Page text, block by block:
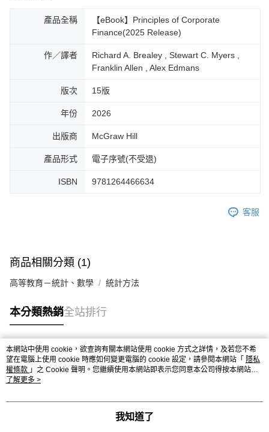
產品全稱
【eBook】Principles of Corporate
Finance(2025 Release)
作／譯者
Richard A. Brealey , Stewart C. Myers ,
Franklin Allen , Alex Edmans
版次 15版
年份 2026
出版商 McGraw Hill
產品形式 電子序號(不受退)
ISBN 9781264466634
客服
商品相關分類 (1)
高等教育－統計、數學 統計方法
本分類熱銷全站排行
熱門標籤
本網站中使用 cookie，欲查詢有關本網站使用 cookie 方式之詳情，及若您不希
望在電腦上使用 cookie 時應如何變更電腦的 cookie 設定，請參閱本網站「 隱私
權條款 」之 Cookie 聲明。您繼續使用本網站即表示您同意本公司得按本網站使
用條款之 Cookie 聲明使用 cookie。
了解更多 >
我知道了